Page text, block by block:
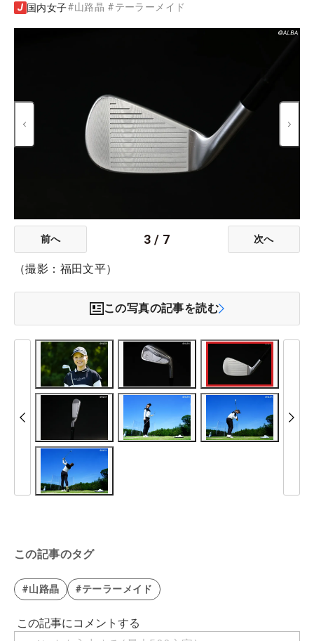
国内女子#山路晶 #テーラーメイド
前へ 3 / 7 次へ
（撮影：福田文平）
この写真の記事を読む
この記事のタグ
#山路晶 #テーラーメイド